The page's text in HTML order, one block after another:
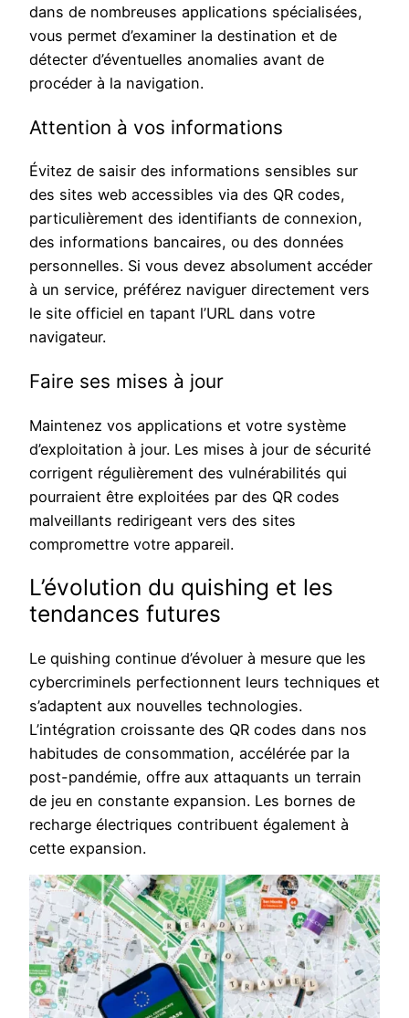
dans de nombreuses applications spécialisées,
vous permet d’examiner la destination et de
détecter d’éventuelles anomalies avant de
procéder à la navigation.
Attention à vos informations
Évitez de saisir des informations sensibles sur
des sites web accessibles via des QR codes,
particulièrement des identifiants de connexion,
des informations bancaires, ou des données
personnelles. Si vous devez absolument accéder
à un service, préférez naviguer directement vers
le site officiel en tapant l’URL dans votre
navigateur.
Faire ses mises à jour
Maintenez vos applications et votre système
d’exploitation à jour. Les mises à jour de sécurité
corrigent régulièrement des vulnérabilités qui
pourraient être exploitées par des QR codes
malveillants redirigeant vers des sites
compromettre votre appareil.
L’évolution du quishing et les
tendances futures
Le quishing continue d’évoluer à mesure que les
cybercriminels perfectionnent leurs techniques et
s’adaptent aux nouvelles technologies.
L’intégration croissante des QR codes dans nos
habitudes de consommation, accélérée par la
post-pandémie, offre aux attaquants un terrain
de jeu en constante expansion. Les bornes de
recharge électriques contribuent également à
cette expansion.